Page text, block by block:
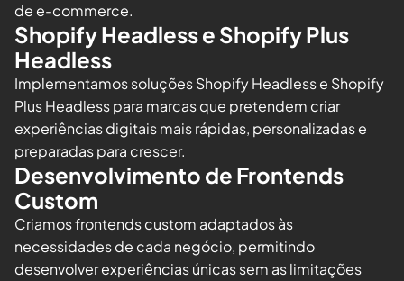
de e-commerce.
Shopify Headless e Shopify Plus
Headless
Implementamos soluções Shopify Headless e Shopify
Plus Headless para marcas que pretendem criar
experiências digitais mais rápidas, personalizadas e
preparadas para crescer.
Desenvolvimento de Frontends
Custom
Criamos frontends custom adaptados às
necessidades de cada negócio, permitindo
desenvolver experiências únicas sem as limitações